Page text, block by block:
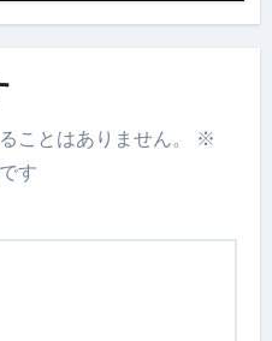
ことはありません。
※
す